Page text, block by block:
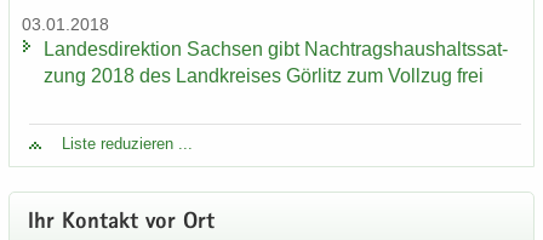
03.01.2018
Lan­des­di­rek­ti­on Sach­sen gibt Nach­trags­haus­halts­sat­
zung 2018 des Land­krei­ses Gör­litz zum Voll­zug frei
Liste re­du­zie­ren ...
Ihr Kon­takt vor Ort